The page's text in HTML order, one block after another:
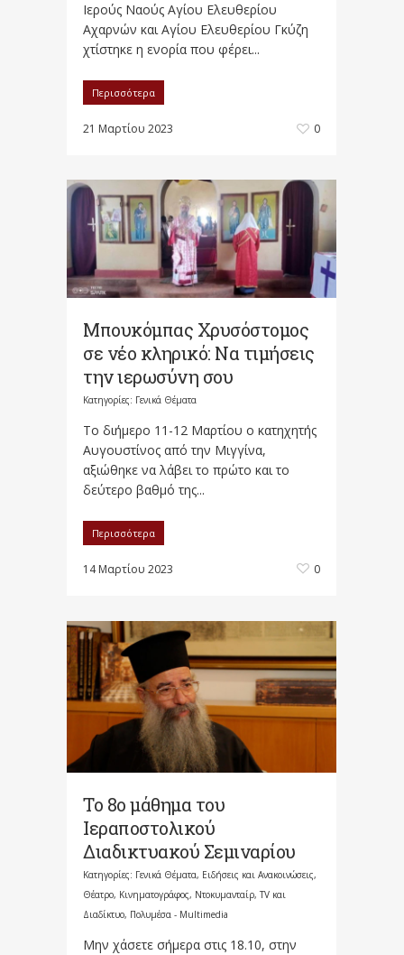
Ιερούς Ναούς Αγίου Ελευθερίου
Αχαρνών και Αγίου Ελευθερίου Γκύζη
χτίστηκε η ενορία που φέρει...
Περισσότερα
21 Μαρτίου 2023 0
Μπουκόμπας Χρυσόστομος
σε νέο κληρικό: Να τιμήσεις
την ιερωσύνη σου
Κατηγορίες: Γενικά Θέματα
Το διήμερο 11-12 Μαρτίου ο κατηχητής
Αυγουστίνος από την Μιγγίνα,
αξιώθηκε να λάβει το πρώτο και το
δεύτερο βαθμό της...
Περισσότερα
14 Μαρτίου 2023 0
Το 8ο μάθημα του
Ιεραποστολικού
Διαδικτυακού Σεμιναρίου
Κατηγορίες: Γενικά Θέματα, Ειδήσεις και Ανακοινώσεις,
Θέατρο, Κινηματογράφος, Ντοκυμανταίρ, TV και
Διαδίκτυο, Πολυμέσα - Multimedia
Μην χάσετε σήμερα στις 18.10, στην